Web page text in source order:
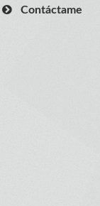
Contáctame